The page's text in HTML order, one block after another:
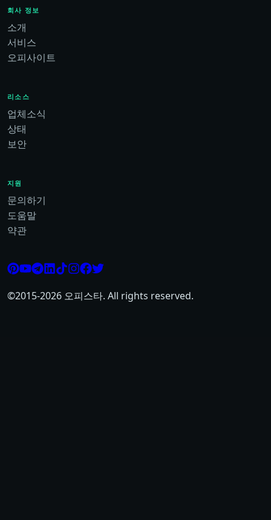
회사 정보
소개
서비스
오피사이트
리소스
업체소식
상태
보안
지원
문의하기
도움말
약관
©2015-2026 오피스타. All rights reserved.